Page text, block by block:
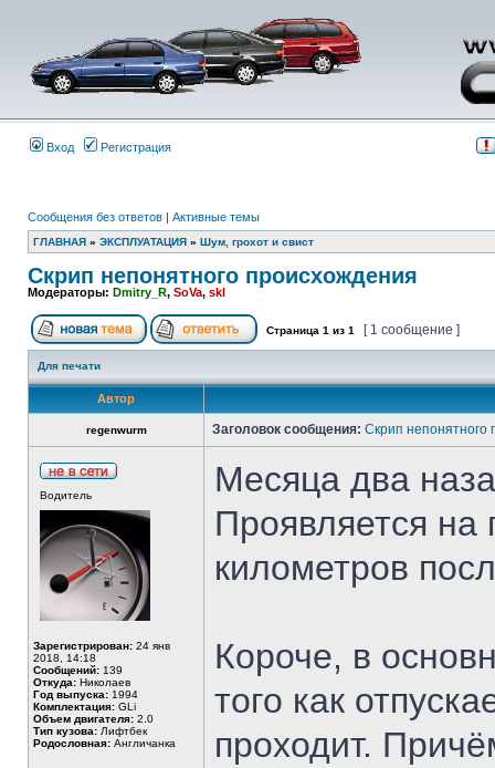
Вход Регистрация
Сообщения без ответов | Активные темы
ГЛАВНАЯ » ЭКСПЛУАТАЦИЯ » Шум, грохот и свист
Скрип непонятного происхождения
Модераторы: Dmitry_R, SoVa, skl
Страница 1 из 1 [ 1 сообщение ]
Для печати
Автор
regenwurm Заголовок сообщения: Скрип непонятного
Водитель
Зарегистрирован: 24 янв
2018, 14:18
Сообщений: 139
Откуда: Николаев
Год выпуска: 1994
Комплектация: GLi
Объем двигателя: 2.0
Тип кузова: Лифтбек
Родословная: Англичанка
Месяца два
Проявляется на
километров
Короче, в
того как
проходит.